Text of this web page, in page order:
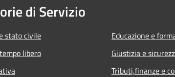
di Servizio
stato civile
libero
Educazione e
Giustizia e
Tributi,finanze e